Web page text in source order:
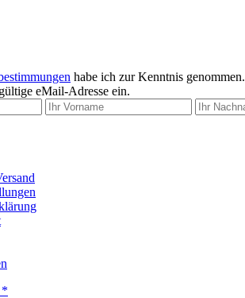
habe ich zur Kenntnis genommen.
eMail-Adresse ein.
*